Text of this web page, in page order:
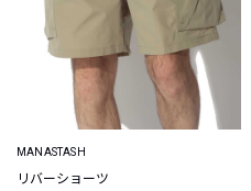
MANASTASH
リバーショーツ